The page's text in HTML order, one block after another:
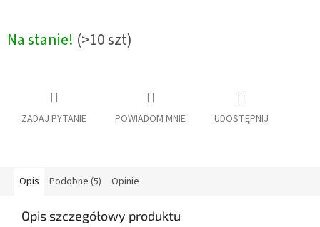
Na stanie! (>10 szt)
ZADAJ PYTANIE POWIADOM MNIE UDOSTĘPNIJ
Opis Podobne (5) Opinie
Opis szczegółowy produktu